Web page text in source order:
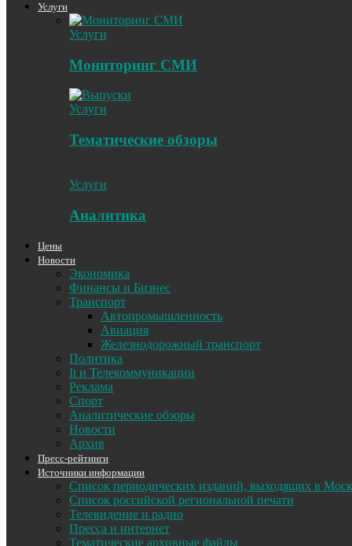
Услуги
Услуги
Мониторинг СМИ
Услуги
Тематические обзоры
Услуги
Аналитика
Цены
Новости
Экономика
Финансы и Бизнес
Транспорт
Автопромышленность
Авиация
Железнодорожный транспорт
Политика
It и Телекоммуникации
Реклама
Спорт
Аналитические обзоры
Новости
Архив
Пресс-рейтинги
Источники информации
Список периодических изданий, выходящих в
Список российской региональной печати
Телевидение и радио
Пресса и интернет
Тематические архивные файлы